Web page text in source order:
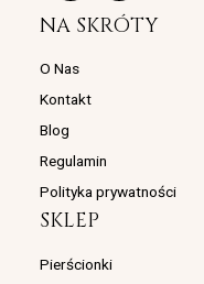
s
t
g
a
c
e
NA SKRÓTY
O Nas
Kontakt
Blog
Regulamin
Polityka prywatności
SKLEP
Pierścionki